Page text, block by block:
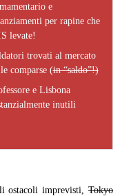
e
per rapine che
levate!
trovati al mercato
comparse (in “saldo”!)
e Lisbona
inutili
ostacoli imprevisti, Tokyo